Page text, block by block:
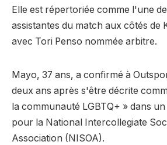
Elle est répertoriée comme l'une
assistantes du match aux côtés de
avec Tori Penso nommée arbitre.
Mayo, 37 ans, a confirmé à
deux ans après s'être décrite
la communauté LGBTQ+ » dans
pour la National Intercollegiate
Association (NISOA).